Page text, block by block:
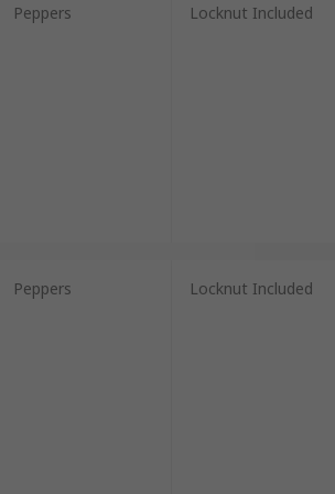
Peppers Locknut Included
Peppers Locknut Included